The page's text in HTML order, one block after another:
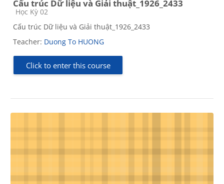
Cấu trúc Dữ liệu và Giải thuật_1926_2433
Course category
Học Kỳ 02
Cấu trúc Dữ liệu và Giải thuật_1926_2433
Teacher: Duong To HUONG
Click to enter this course